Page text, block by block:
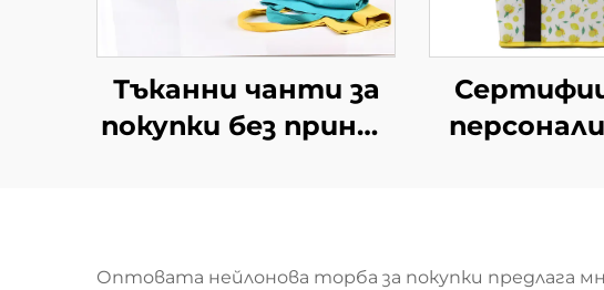
Тъканни чанти за
покупки без принт,
(ODM/OEM)
премиум
Оптовата нейлонова торба за покупки предлага